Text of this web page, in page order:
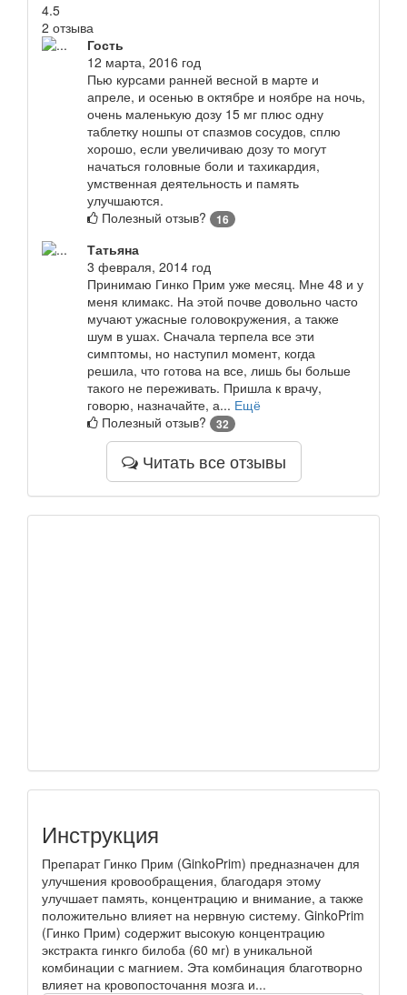
4.5
2 отзыва
Гость
12 марта, 2016 год
Пью курсами ранней весной в марте и
апреле, и осенью в октябре и ноябре на ночь,
очень маленькую дозу 15 мг плюс одну
таблетку ношпы от спазмов сосудов, сплю
хорошо, если увеличиваю дозу то могут
начаться головные боли и тахикардия,
умственная деятельность и память
улучшаются.
Полезный отзыв?
16
Татьяна
3 февраля, 2014 год
Принимаю Гинко Прим уже месяц. Мне 48 и у
меня климакс. На этой почве довольно часто
мучают ужасные головокружения, а также
шум в ушах. Сначала терпела все эти
симптомы, но наступил момент, когда
решила, что готова на все, лишь бы больше
такого не переживать. Пришла к врачу,
говорю, назначайте, а... Ещё
Полезный отзыв?
32
Читать все отзывы
Инструкция
Препарат Гинко Прим (GinkoPrim) предназначен для
улучшения кровообращения, благодаря этому
улучшает память, концентрацию и внимание, а также
положительно влияет на нервную систему. GinkoPrim
(Гинко Прим) содержит высокую концентрацию
экстракта гинкго билоба (60 мг) в уникальной
комбинации с магнием. Эта комбинация благотворно
влияет на кровопосточання мозга и...